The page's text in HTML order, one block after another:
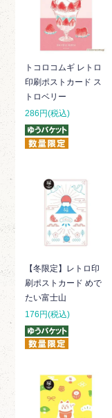
トコロコムギ レトロ
印刷ポストカード ス
トロベリー
286円(税込)
【冬限定】レトロ印
刷ポストカード めで
たい富士山
176円(税込)